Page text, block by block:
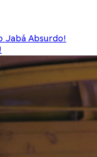
Jabá Absurdo!